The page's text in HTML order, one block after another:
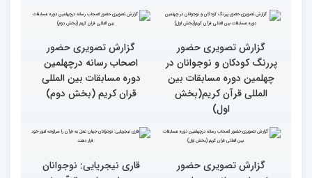
جزئیات چهارمین روز رقابت
بخش برادران مسابقات
بین‌المللی قرآن کریم
گزارش تصویری حضور
پررنگ کودکان و نوجوانان در
چهلمین دوره مسابقات بین